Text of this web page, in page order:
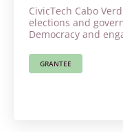
CivicTech Cabo
elections and
Democracy and
GRANTEE